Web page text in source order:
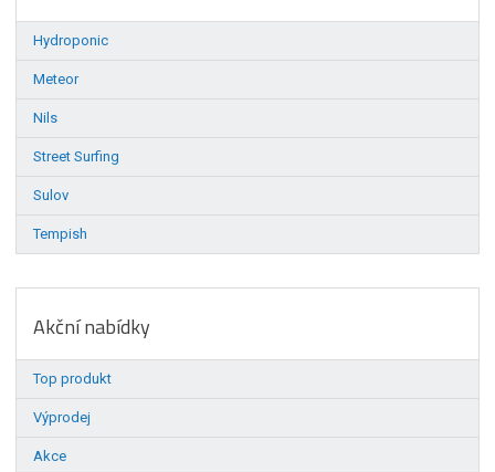
Hydroponic
Meteor
Nils
Street Surfing
Sulov
Tempish
Akční nabídky
Top produkt
Výprodej
Akce